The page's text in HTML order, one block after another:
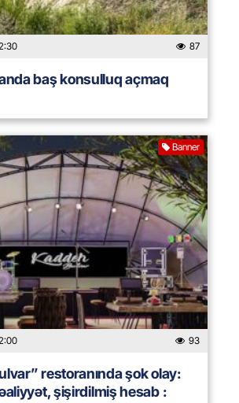
87
baş konsulluq açmaq
Banner
93
restoranında şok olay:
şişirdilmiş hesab :